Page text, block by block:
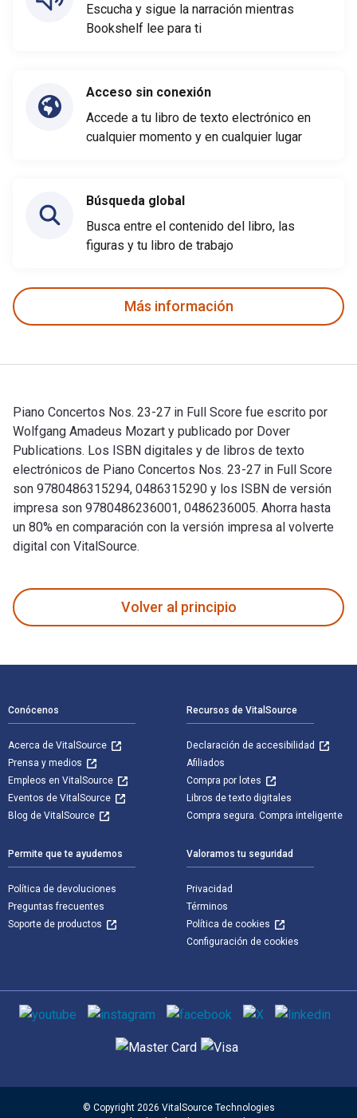
Escucha y sigue la narración mientras
Bookshelf lee para ti
Acceso sin conexión
Accede a tu libro de texto electrónico en
cualquier momento y en cualquier lugar
Búsqueda global
Busca entre el contenido del libro, las
figuras y tu libro de trabajo
Más información
Piano Concertos Nos. 23-27 in Full Score fue escrito por
Wolfgang Amadeus Mozart y publicado por Dover
Publications. Los ISBN digitales y de libros de texto
electrónicos de Piano Concertos Nos. 23-27 in Full Score
son 9780486315294, 0486315290 y los ISBN de versión
impresa son 9780486236001, 0486236005. Ahorra hasta
un 80% en comparación con la versión impresa al volverte
digital con VitalSource.
Volver al principio
Conócenos
Acerca de VitalSource
Prensa y medios
Empleos en VitalSource
Eventos de VitalSource
Blog de VitalSource
Recursos de VitalSource
Declaración de accesibilidad
Afiliados
Compra por lotes
Libros de texto digitales
Compra segura. Compra inteligente
Permite que te ayudemos
Política de devoluciones
Preguntas frecuentes
Soporte de productos
Valoramos tu seguridad
Privacidad
Términos
Política de cookies
Configuración de cookies
Medios de comunicación social
Métodos de pago admitidos
© Copyright 2026 VitalSource Technologies